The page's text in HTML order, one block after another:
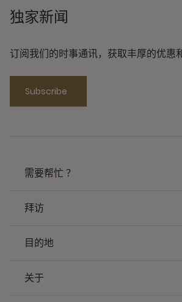
独家新闻
订阅我们的时事通讯，获取丰厚的优惠
Subscribe
需要帮忙 ？
拜访
目的地
关于